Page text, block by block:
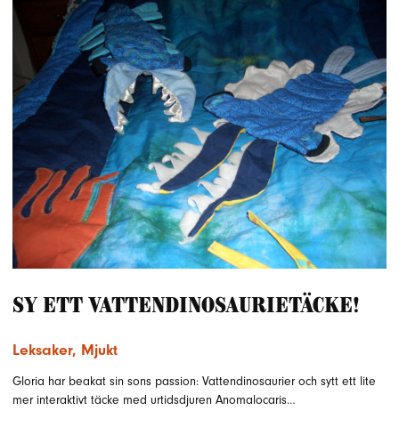
Sy ett vattendinosaurietäcke!
Leksaker, Mjukt
Gloria har beakat sin sons passion: Vattendinosaurier och sytt ett lite
mer interaktivt täcke med urtidsdjuren Anomalocaris…